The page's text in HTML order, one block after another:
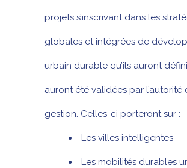
projets s’inscrivant dans les
globales et intégrées de
urbain durable qu’ils auront
auront été validées par l’autorité
gestion. Celles-ci porteront sur :
Les villes intelligentes
Les mobilités durables